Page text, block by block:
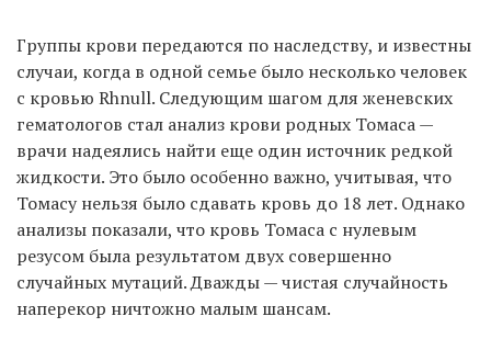
Группы крови передаются по наследству, и известны
случаи, когда в одной семье было несколько человек
с кровью Rhnull. Следующим шагом для женевских
гематологов стал анализ крови родных Томаса —
врачи надеялись найти еще один источник редкой
жидкости. Это было особенно важно, учитывая, что
Томасу нельзя было сдавать кровь до 18 лет. Однако
анализы показали, что кровь Томаса с нулевым
резусом была результатом двух совершенно
случайных мутаций. Дважды — чистая случайность
наперекор ничтожно малым шансам.